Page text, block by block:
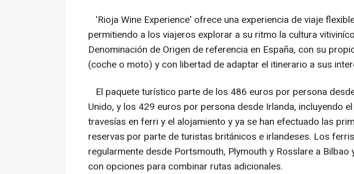
'Rioja Wine Experience' ofrece una experiencia de viaje
permitiendo a los viajeros explorar a su ritmo la cultura
Denominación de Origen de referencia en España, con su
(coche o moto) y con libertad de adaptar el itinerario a sus
El paquete turístico parte de los 486 euros por persona
Unido, y los 429 euros por persona desde Irlanda, incluyendo
travesías en ferri y el alojamiento y ya se han efectuado las
reservas por parte de turistas británicos e irlandeses. Los
regularmente desde Portsmouth, Plymouth y Rosslare a Bilbao
con opciones para combinar rutas adicionales.